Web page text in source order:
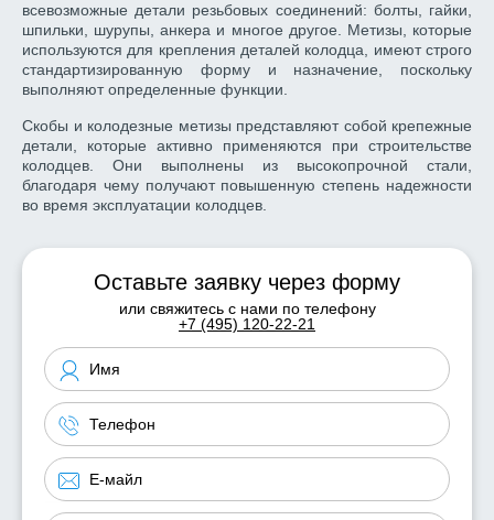
всевозможные детали резьбовых соединений: болты, гайки,
шпильки, шурупы, анкера и многое другое. Метизы, которые
используются для крепления деталей колодца, имеют строго
стандартизированную форму и назначение, поскольку
выполняют определенные функции.
Скобы и колодезные метизы представляют собой крепежные
детали, которые активно применяются при строительстве
колодцев. Они выполнены из высокопрочной стали,
благодаря чему получают повышенную степень надежности
во время эксплуатации колодцев.
Оставьте заявку через форму
или свяжитесь с нами по телефону
+7 (495) 120-22-21